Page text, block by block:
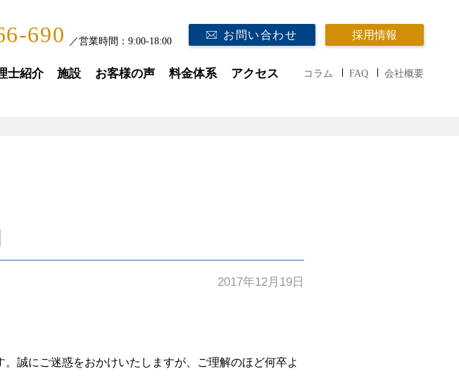
690 ／営業時間： 9:00-18:00
お問い合わせ 採用情報
士紹介 施設 お客様の声 料金体系 アクセス コラム FAQ 会社概要
2017年12月19日
誠にご迷惑をおかけいたしますが、ご理解のほど何卒よ